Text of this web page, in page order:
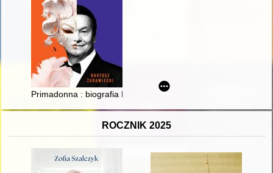
Primadonna : biografia Bogusława Kaczyńskiego
ROCZNIK 2025